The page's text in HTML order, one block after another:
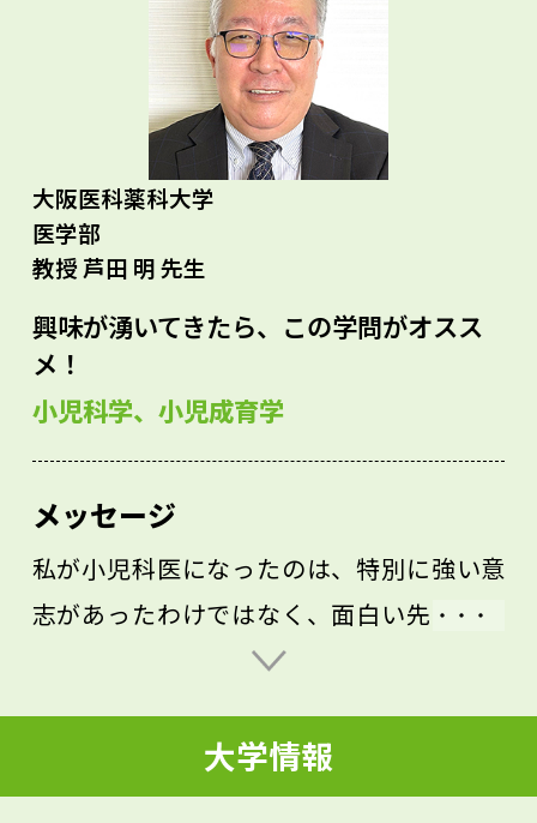
o
大阪医科薬科大学
医学部
教授 芦田 明 先生
興味が湧いてきたら、この学問がオスス
メ！
小児科学、小児成育学
メッセージ
私が小児科医になったのは、特別に強い意
志があったわけではなく、面白い先生に出
会ったり、「こうしてみたら？」と誰かに
あったからでした。あなたも出会いや偶然
を見逃さず、やってみようという気持ちを
大学情報